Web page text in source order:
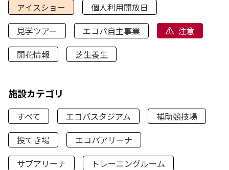
アイスショー
個人利用開放日
見学ツアー
エコパ自主事業
注意
開花情報
芝生養生
施設カテゴリ
すべて エコパスタジアム
補助競技場
投てき場
エコパアリーナ
サブアリーナ
トレーニングルーム